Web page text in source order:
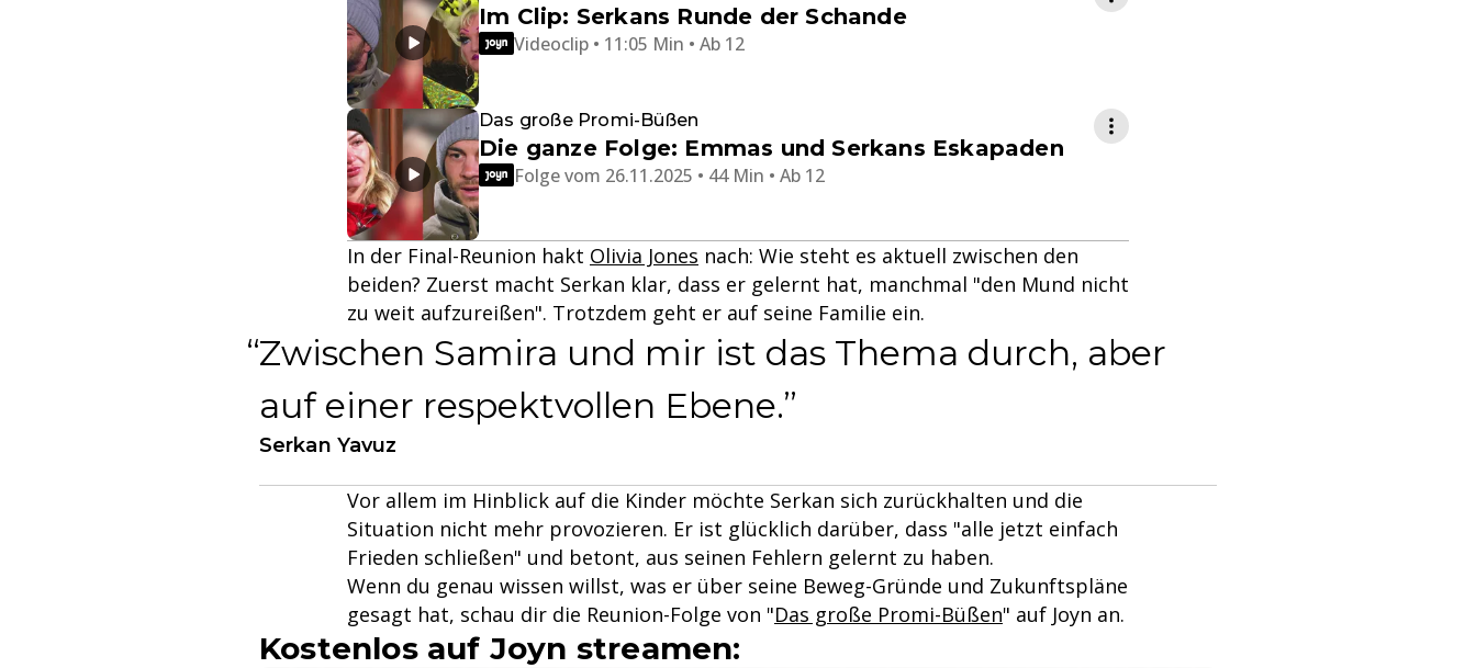
Im Clip: Serkans Runde der Schande
Videoclip • 11:05 Min • Ab 12
Das große Promi-Büßen
Die ganze Folge: Emmas und Serkans Eskapaden
Folge vom 26.11.2025 • 44 Min • Ab 12
In der Final-Reunion hakt Olivia Jones nach: Wie steht es aktuell zwischen den
beiden? Zuerst macht Serkan klar, dass er gelernt hat, manchmal "den Mund nicht
zu weit aufzureißen". Trotzdem geht er auf seine Familie ein.
Zwischen Samira und mir ist das Thema durch, aber
auf einer respektvollen Ebene.
Serkan Yavuz
Vor allem im Hinblick auf die Kinder möchte Serkan sich zurückhalten und die
Situation nicht mehr provozieren. Er ist glücklich darüber, dass "alle jetzt einfach
Frieden schließen" und betont, aus seinen Fehlern gelernt zu haben.
Wenn du genau wissen willst, was er über seine Beweg-Gründe und Zukunftspläne
gesagt hat, schau dir die Reunion-Folge von "Das große Promi-Büßen" auf Joyn an.
Kostenlos auf Joyn streamen: